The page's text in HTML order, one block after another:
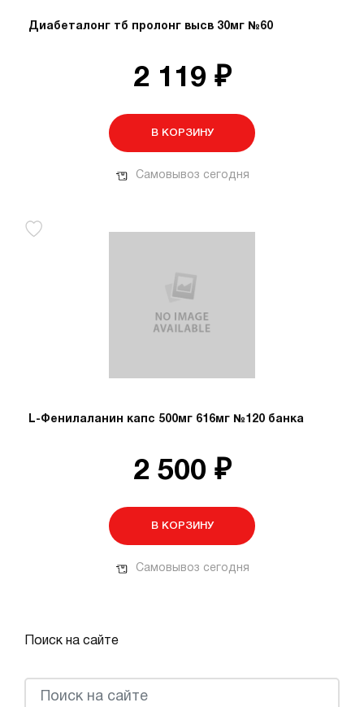
Диабеталонг тб пролонг высв 30мг №60
2 119 ₽
В КОРЗИНУ
Самовывоз сегодня
L-Фенилаланин капс 500мг 616мг №120 банка
2 500 ₽
В КОРЗИНУ
Самовывоз сегодня
Поиск на сайте